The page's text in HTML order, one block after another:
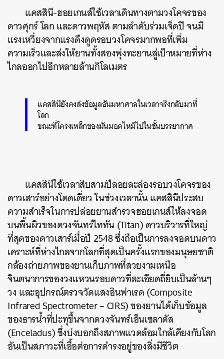
แคสสินี-ฮอยเกนส์ใช้เวลาเดินทางตามวงโคจรของ
ดาวศุกร์ โลก และดาวพฤหัส ตามลำดับร่วมเจ็ดปี จนมี
แรงเหวี่ยงจากแรงดึงดูดรอบวงโคจรมากพอที่เพิ่ม
ความเร็วและส่งให้ยานทั้งสองพุ่งทะยานสู่เป้าหมายที่ห่าง
ไกลออกไปอีกหลายล้านกิโลเมตร
แคสสินียังคงส่งข้อมูลอันมหาศาลในเวลาจริงกลับมาที่
โลก
ขณะที่โครงเหล็กของมันมอดไหม้ไปในชั้นบรรยากาศ
แคสสินีใช้เวลาสิบสามปีลอยละล่องรอบวงโคจรของ
ดาวเสาร์อย่างโดดเดี่ยว ในช่วงเวลานั้น แคสสินีประสบ
ความสำเร็จในการปล่อยยานสำรวจฮอยเกนส์ให้ลงจอด
บนพื้นผิวของดวงจันทร์ไททัน (Titan) ดาวบริวารที่ใหญ่
ที่สุดของดาวเสาร์เมื่อปี 2548 ซึ่งถือเป็นการลงจอดบนดาว
เคราะห์ที่ห่างไกลจากโลกที่สุดเป็นครั้งแรกของมนุษยชาติ
กล้องถ่ายภาพของยานเก็บภาพที่สวยงามเหนือ
จินตนาการของวงแหวนรอบดาวที่ละเอียดถี่ยิบเป็นล้านๆ
วง และอุปกรณ์ตรวจวัดแสงอินฟาเรด (Composite
Infrared Spectrometer – CIRS) ของยานได้เก็บข้อมูล
ของธารน้ำที่ปะทุขึ้นจากดวงจันทร์เอ็นเซลาดัส
(Enceladus) ซึ่งบ่งบอกถึงสภาพแวดล้อมใกล้เคียงกับโลก
อันเป็นสภาวะที่เอื้อต่อการดำรงอยู่ของสิ่งมีชีวิต